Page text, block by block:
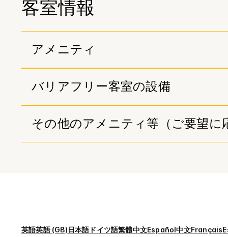
客室情報
アメニティ
バリアフリー客室の設備
その他のアメニティ等（ご要望に
英語英語 (GB)日本語 ドイツ語繁體中文Español中文Français